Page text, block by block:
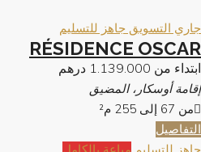
جاري التسويق جاهز للتسليم
RÉSIDENCE OSCAR
ابتداء من 1.139.000 درهم
إقامة أوسكار، المضيق
من 67 إلى 255
م²
التفاصيل